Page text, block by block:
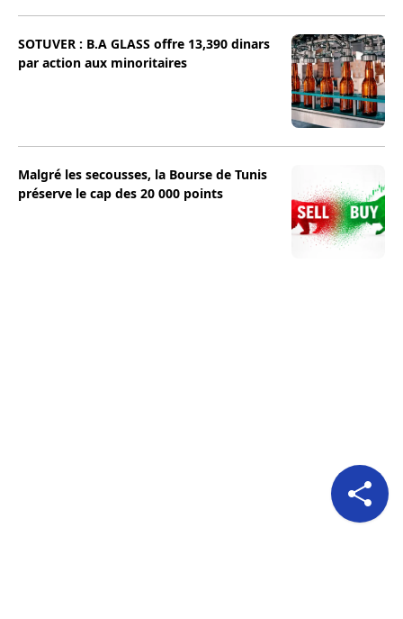
SOTUVER : B.A GLASS offre 13,390 dinars
par action aux minoritaires
Malgré les secousses, la Bourse de Tunis
préserve le cap des 20 000 points